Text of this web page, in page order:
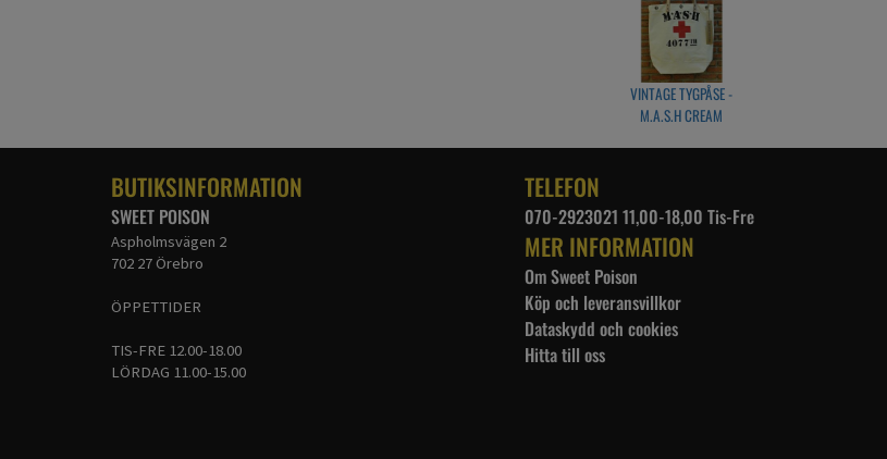
VINTAGE TYGPÅSE -
M.A.S.H CREAM
BUTIKSINFORMATION
SWEET POISON
Aspholmsvägen 2
702 27 Örebro
ÖPPETTIDER
TIS-FRE 12.00-18.00
LÖRDAG 11.00-15.00
TELEFON
070-2923021 11,00-18,00 Tis-Fre
MER INFORMATION
Om Sweet Poison
Köp och leveransvillkor
Dataskydd och cookies
Hitta till oss